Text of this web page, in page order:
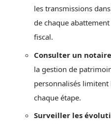
les transmissions
de chaque
fiscal.
Consulter un notaire
la gestion de
personnalisés limitent
chaque étape.
Surveiller les